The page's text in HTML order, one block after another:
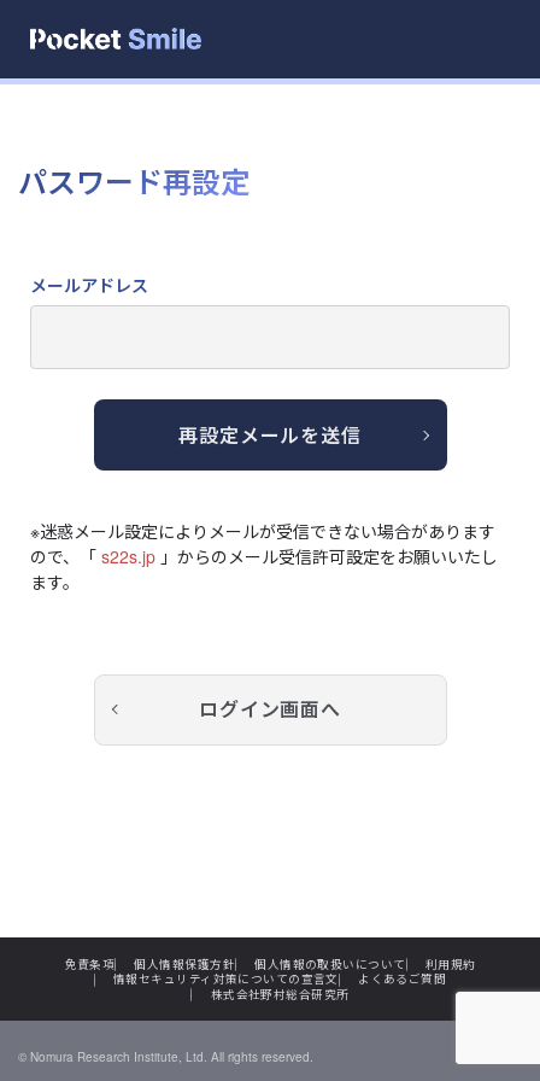
パスワード再設定
メールアドレス
再設定メールを送信
※迷惑メール設定によりメールが受信できない場合があります
ので、「s22s.jp 」からのメール受信許可設定をお願いいたし
ます。
ログイン画面へ
免責条項 個人情報保護方針 個人情報の取扱いについて
利用規約
情報セキュリティ対策についての宣言文
よくあるご質問
株式会社野村総合研究所
© Nomura Research Institute, Ltd. All rights reserved.